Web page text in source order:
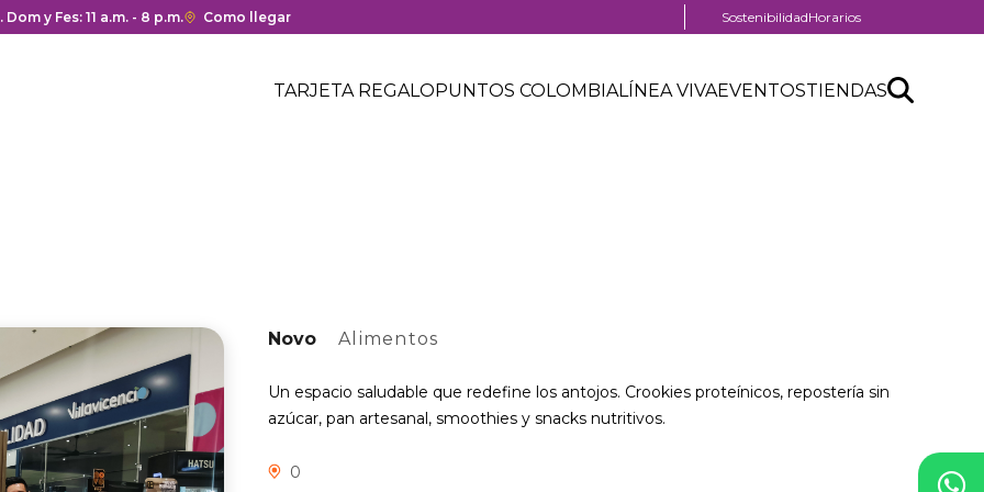
y cierre del centro comercial.
y Fes: 11 a.m. - 8 p.m.Enlace
Como llegar
Menú
SostenibilidadHorarios
Header
Menú
TARJETA REGALOPUNTOS COLOMBIALÍNEA VIVAEVENTOSTIENDASSearch
Buscar
Novo Alimentos
Un espacio saludable que redefine los antojos. Crookies proteínicos, repostería sin
azúcar, pan artesanal, smoothies y snacks nutritivos.
0